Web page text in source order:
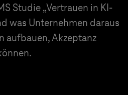
Studie „Vertrauen in KI-
was Unternehmen daraus
aufbauen, Akzeptanz